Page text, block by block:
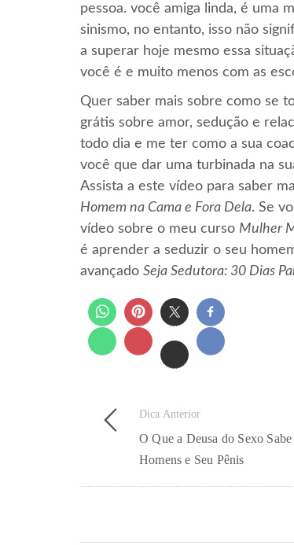
pessoa. você amiga linda, é uma
sinismo, no entanto, isso não
a superar hoje mesmo essa
você é e muito menos com as
Quer saber mais sobre como se
grátis sobre amor, sedução e
todo dia e me ter como a sua
você que dar uma turbinada na
Assista a este vídeo para saber
Homem na Cama e Fora Dela. Se
vídeo sobre o meu curso Mulher
é aprender a seduzir o seu
avançado Seja Sedutora: 30 Dias
Dica Anterior
O Que a Deusa do Sexo
Homens e Seu Pênis